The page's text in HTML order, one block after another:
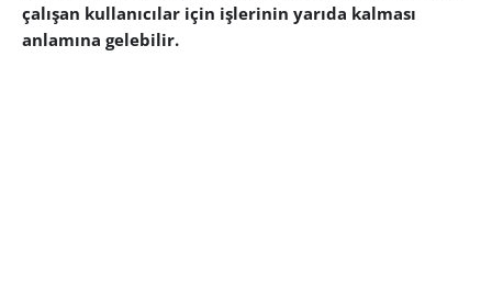
çalışan kullanıcılar için işlerinin yarıda kalması
anlamına gelebilir.